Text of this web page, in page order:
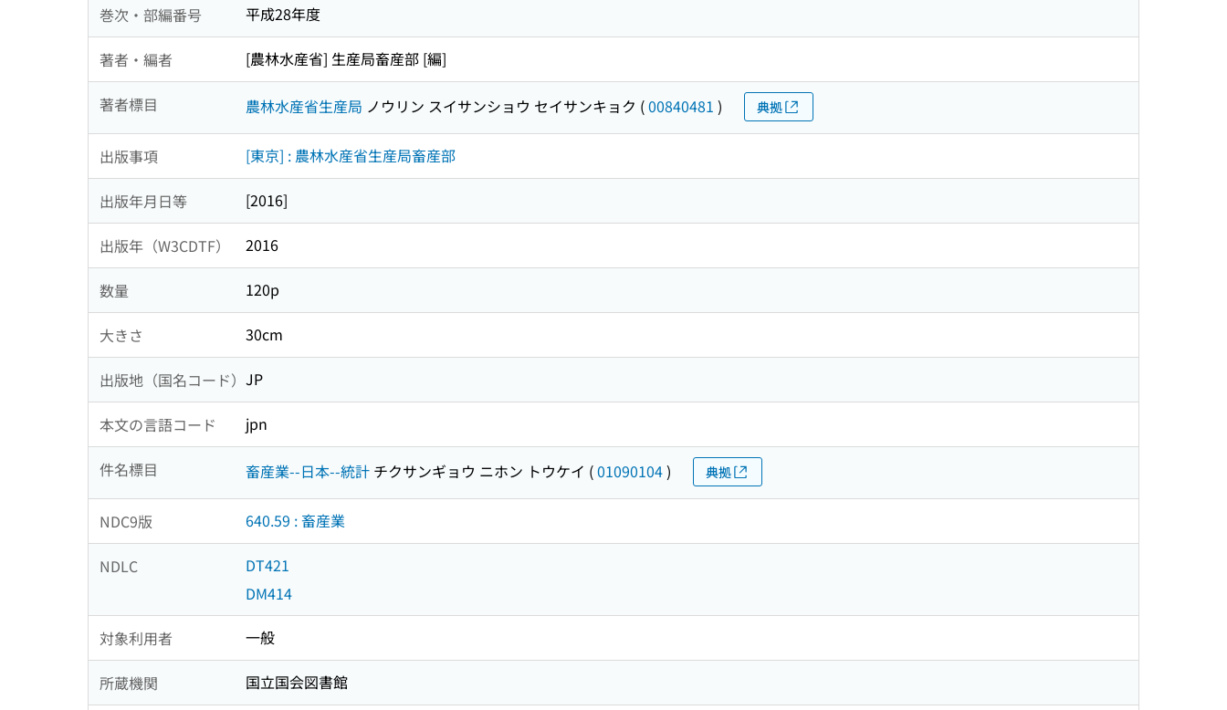
巻次・部編番号 平成28年度
著者・編者 [農林水産省] 生産局畜産部 [編]
著者標目 農林水産省生産局 ノウリン スイサンショウ セイサンキョク (00840481 ) 典拠
出版事項 [東京] : 農林水産省生産局畜産部
出版年月日等 [2016]
出版年（W3CDTF） 2016
数量 120p
大きさ 30cm
出版地（国名コード） JP
本文の言語コード jpn
件名標目 畜産業--日本--統計 チクサンギョウ ニホン トウケイ (01090104) 典拠
NDC9版 640.59 : 畜産業
NDLC
DT421
DM414
対象利用者 一般
所蔵機関 国立国会図書館